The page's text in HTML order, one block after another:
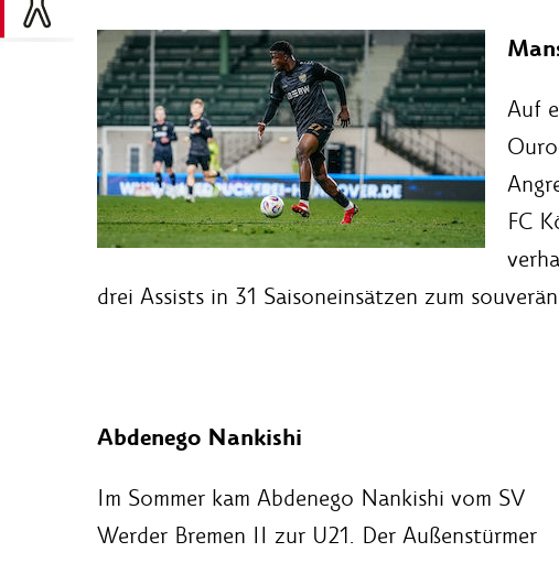
Auf
FC
drei Assists in 31 Saisoneinsätzen zum
Abdenego Nankishi
Im Sommer kam Abdenego Nankishi vom SV
Werder Bremen II zur U21. Der Außenstürmer